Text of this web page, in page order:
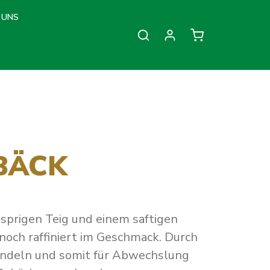
Warenkorb
Teig und einem saftigen
raffiniert im Geschmack. Durch
und somit für Abwechslung